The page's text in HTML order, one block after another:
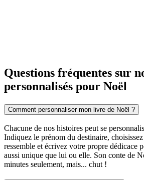
Questions fréquentes sur
personnalisés pour Noël
Comment personnaliser mon livre de Noël ?
Chacune de nos histoires peut se
Indiquez le prénom du destinaire,
ressemble et écrivez votre propre dédicace
aussi unique que lui ou elle. Son conte de
minutes seulement, mais... chut !